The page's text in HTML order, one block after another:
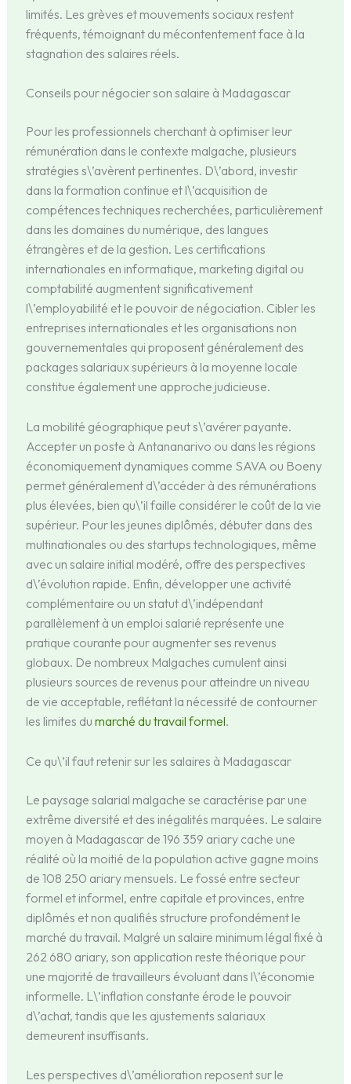
limités. Les grèves et mouvements sociaux restent
fréquents, témoignant du mécontentement face à la
stagnation des salaires réels.
Conseils pour négocier son salaire à Madagascar
Pour les professionnels cherchant à optimiser leur
rémunération dans le contexte malgache, plusieurs
stratégies s\’avèrent pertinentes. D\’abord, investir
dans la formation continue et l\’acquisition de
compétences techniques recherchées, particulièrement
dans les domaines du numérique, des langues
étrangères et de la gestion. Les certifications
internationales en informatique, marketing digital ou
comptabilité augmentent significativement
l\’employabilité et le pouvoir de négociation. Cibler les
entreprises internationales et les organisations non
gouvernementales qui proposent généralement des
packages salariaux supérieurs à la moyenne locale
constitue également une approche judicieuse.
La mobilité géographique peut s\’avérer payante.
Accepter un poste à Antananarivo ou dans les régions
économiquement dynamiques comme SAVA ou Boeny
permet généralement d\’accéder à des rémunérations
plus élevées, bien qu\’il faille considérer le coût de la vie
supérieur. Pour les jeunes diplômés, débuter dans des
multinationales ou des startups technologiques, même
avec un salaire initial modéré, offre des perspectives
d\’évolution rapide. Enfin, développer une activité
complémentaire ou un statut d\’indépendant
parallèlement à un emploi salarié représente une
pratique courante pour augmenter ses revenus
globaux. De nombreux Malgaches cumulent ainsi
plusieurs sources de revenus pour atteindre un niveau
de vie acceptable, reflétant la nécessité de contourner
les limites du marché du travail formel.
Ce qu\’il faut retenir sur les salaires à Madagascar
Le paysage salarial malgache se caractérise par une
extrême diversité et des inégalités marquées. Le salaire
moyen à Madagascar de 196 359 ariary cache une
réalité où la moitié de la population active gagne moins
de 108 250 ariary mensuels. Le fossé entre secteur
formel et informel, entre capitale et provinces, entre
diplômés et non qualifiés structure profondément le
marché du travail. Malgré un salaire minimum légal fixé à
262 680 ariary, son application reste théorique pour
une majorité de travailleurs évoluant dans l\’économie
informelle. L\’inflation constante érode le pouvoir
d\’achat, tandis que les ajustements salariaux
demeurent insuffisants.
Les perspectives d\’amélioration reposent sur le